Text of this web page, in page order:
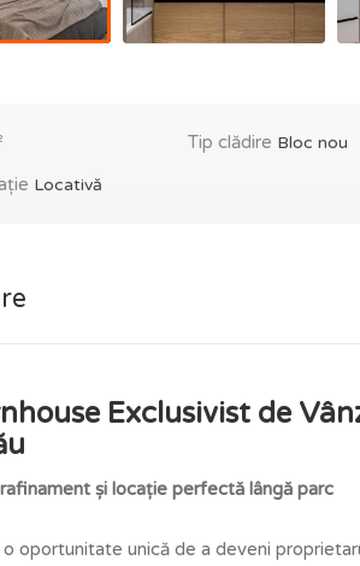
Tip clădire Bloc nou
Locativă
Exclusivist de
și locație perfectă lângă parc
oportunitate unică de a deveni